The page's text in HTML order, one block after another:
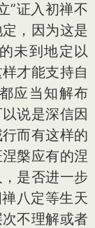
”证入初禅不
，因为这是
未到地定以
才能支持自
应当知解布
说是深信因
而有这样的
槃应有的涅
是否进一步
八定等生天
不理解或者